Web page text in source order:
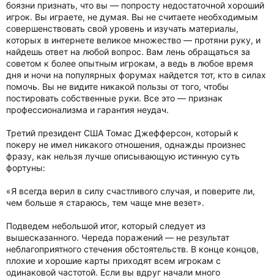
боязни признать, что вы — попросту недостаточной хороший
игрок. Вы играете, не думая. Вы не считаете необходимым
совершенствовать свой уровень и изучать материалы,
которых в интернете великое множество — протяни руку, и
найдешь ответ на любой вопрос. Вам лень обращаться за
советом к более опытным игрокам, а ведь в любое время
дня и ночи на популярных форумах найдется тот, кто в силах
помочь. Вы не видите никакой пользы от того, чтобы
постировать собственные руки. Все это — признак
профессионализма и гарантия неудач.
Третий президент США Томас Джефферсон, который к
покеру не имел никакого отношения, однажды произнес
фразу, как нельзя лучше описывающую истинную суть
фортуны:
«Я всегда верил в силу счастливого случая, и поверите ли,
чем больше я стараюсь, тем чаще мне везет».
Подведем небольшой итог, который следует из
вышесказанного. Череда поражений — не результат
неблагоприятного стечения обстоятельств. В конце концов,
плохие и хорошие карты приходят всем игрокам с
одинаковой частотой. Если вы вдруг начали много